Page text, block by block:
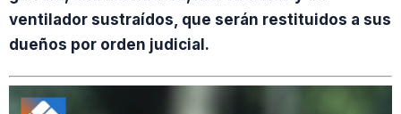
ventilador sustraídos, que serán restituidos a sus
dueños por orden judicial.